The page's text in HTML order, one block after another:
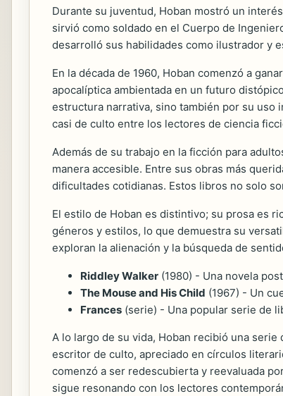
Durante su juventud, Hoban mostró un
sirvió como soldado en el Cuerpo de
desarrolló sus habilidades como ilustrador y
En la década de 1960, Hoban comenzó a
apocalíptica ambientada en un futuro
estructura narrativa, sino también por su uso
casi de culto entre los lectores de ciencia
Además de su trabajo en la ficción para
manera accesible. Entre sus obras más
dificultades cotidianas. Estos libros no solo
El estilo de Hoban es distintivo; su prosa es
géneros y estilos, lo que demuestra su
exploran la alienación y la búsqueda de
Riddley Walker (1980) - Una novela
The Mouse and His Child (1967) - Un
Frances (serie) - Una popular serie de
A lo largo de su vida, Hoban recibió una
escritor de culto, apreciado en círculos
comenzó a ser redescubierta y reevaluada
sigue resonando con los lectores